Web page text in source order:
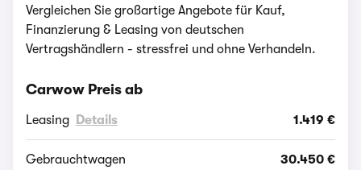
Vergleichen Sie großartige Angebote für Kauf,
Finanzierung & Leasing von deutschen
Vertragshändlern - stressfrei und ohne Verhandeln.
Carwow Preis ab
Leasing Details 1.419 €
Gebrauchtwagen 30.450 €